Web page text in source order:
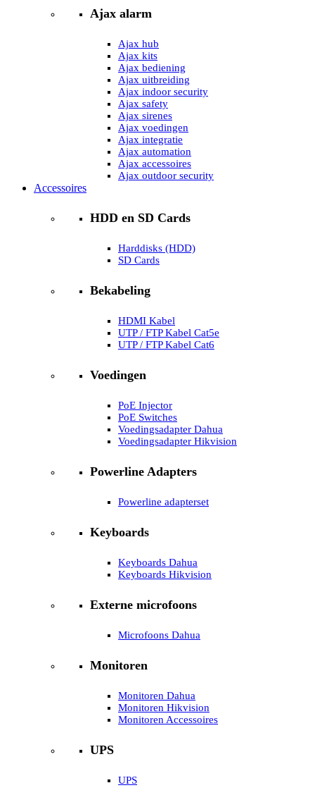
Ajax alarm
Ajax hub
Ajax kits
Ajax bediening
Ajax uitbreiding
Ajax indoor security
Ajax safety
Ajax sirenes
Ajax voedingen
Ajax integratie
Ajax automation
Ajax accessoires
Ajax outdoor security
Accessoires
HDD en SD Cards
Harddisks (HDD)
SD Cards
Bekabeling
HDMI Kabel
UTP / FTP Kabel Cat5e
UTP / FTP Kabel Cat6
Voedingen
PoE Injector
PoE Switches
Voedingsadapter Dahua
Voedingsadapter Hikvision
Powerline Adapters
Powerline adapterset
Keyboards
Keyboards Dahua
Keyboards Hikvision
Externe microfoons
Microfoons Dahua
Monitoren
Monitoren Dahua
Monitoren Hikvision
Monitoren Accessoires
UPS
UPS